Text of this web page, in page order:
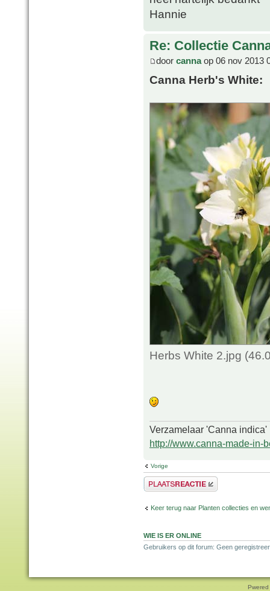
Hannie
Re: Collectie
door cannaop 06 nov 2013
Canna Herb's White:
Herbs White 2.jpg
Verzamelaar 'Canna indica'
http://www.canna-made-in-
Vorige
Plaats een reactie
Keer terug naar Planten collecties en
WIE IS ER ONLINE
Gebruikers op dit forum: Geen